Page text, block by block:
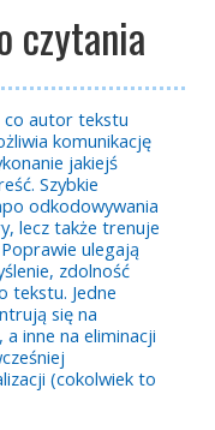
czytania
co autor tekstu
komunikację
jakiejś
Szybkie
odkodowywania
lecz także trenuje
ulegają
zdolność
tekstu. Jedne
się na
a inne na eliminacji
(cokolwiek to